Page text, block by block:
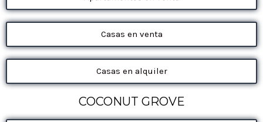
Casas en venta
Casas en alquiler
COCONUT GROVE